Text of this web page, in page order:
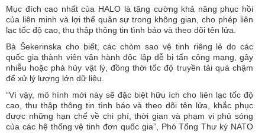
Mục đích cao nhất của HALO là tăng cường khả năng phục hồi
của liên minh và lợi thế quân sự trong không gian, cho phép liên
lạc tốc độ cao, thu thập thông tin tình báo và theo dõi tên lửa.
Bà Šekerinska cho biết, các chòm sao vệ tinh riêng lẻ do các
quốc gia thành viên vận hành độc lập dễ bị tấn công mạng, gây
nhiễu hoặc phá hủy vật lý, đồng thời tốc độ truyền tải quá chậm
để xử lý lượng lớn dữ liệu.
“Vì vậy, mô hình mới này sẽ đặc biệt hữu ích cho liên lạc tốc độ
cao, thu thập thông tin tình báo và theo dõi tên lửa, khắc phục
được những hạn chế về chi phí, thời gian và phạm vi phủ sóng
của các hệ thống vệ tinh đơn quốc gia”, Phó Tổng Thư ký NATO